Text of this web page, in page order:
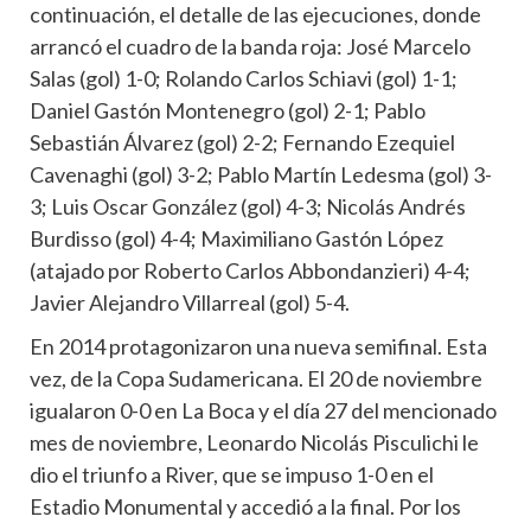
continuación, el detalle de las ejecuciones, donde
arrancó el cuadro de la banda roja: José Marcelo
Salas (gol) 1-0; Rolando Carlos Schiavi (gol) 1-1;
Daniel Gastón Montenegro (gol) 2-1; Pablo
Sebastián Álvarez (gol) 2-2; Fernando Ezequiel
Cavenaghi (gol) 3-2; Pablo Martín Ledesma (gol) 3-
3; Luis Oscar González (gol) 4-3; Nicolás Andrés
Burdisso (gol) 4-4; Maximiliano Gastón López
(atajado por Roberto Carlos Abbondanzieri) 4-4;
Javier Alejandro Villarreal (gol) 5-4.
En 2014 protagonizaron una nueva semifinal. Esta
vez, de la Copa Sudamericana. El 20 de noviembre
igualaron 0-0 en La Boca y el día 27 del mencionado
mes de noviembre, Leonardo Nicolás Pisculichi le
dio el triunfo a River, que se impuso 1-0 en el
Estadio Monumental y accedió a la final. Por los